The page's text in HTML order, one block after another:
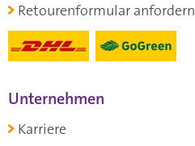
Retourenformular anfordern
Unternehmen
Karriere